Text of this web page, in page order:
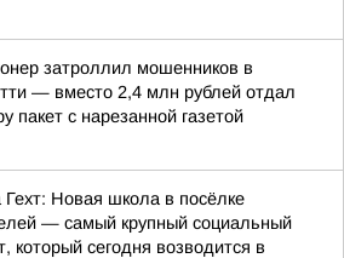
затроллил мошенников в
— вместо 2,4 млн рублей отдал
пакет с нарезанной газетой
Гехт: Новая школа в посёлке
— самый крупный социальный
который сегодня возводится в